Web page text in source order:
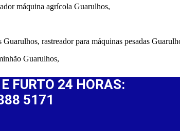
máquina agrícola Guarulhos,
rastreador para máquinas pesadas
Guarulhos,
FURTO 24 HORAS:
5171